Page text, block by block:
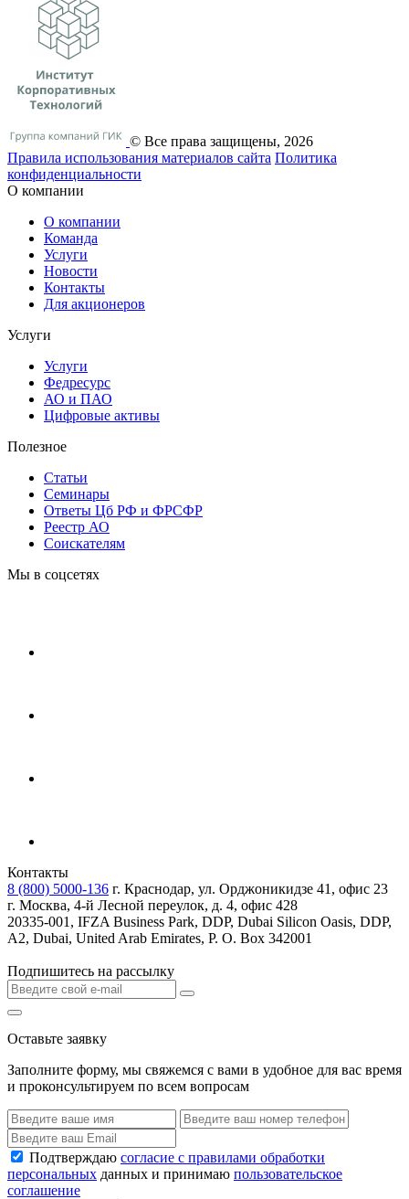
© Все права защищены, 2026
Правила использования материалов сайта Политика
конфиденциальности
О компании
О компании
Команда
Услуги
Новости
Контакты
Для акционеров
Услуги
Услуги
Федресурс
АО и ПАО
Цифровые активы
Полезное
Статьи
Cеминары
Ответы Цб РФ и ФРСФР
Реестр АО
Соискателям
Мы в соцсетях
Контакты
8 (800) 5000-136 г. Краснодар, ул. Орджоникидзе 41, офис 23
г. Москва, 4-й Лесной переулок, д. 4, офис 428
20335-001, IFZA Business Park, DDP, Dubai Silicon Oasis, DDP,
A2, Dubai, United Arab Emirates, P. O. Box 342001
Подпишитесь на рассылку
Оставьте заявку
Заполните форму, мы свяжемся с вами в удобное для вас время
и проконсультируем по всем вопросам
Подтверждаю согласие с правилами обработки
персональных данных и принимаю пользовательское
соглашение